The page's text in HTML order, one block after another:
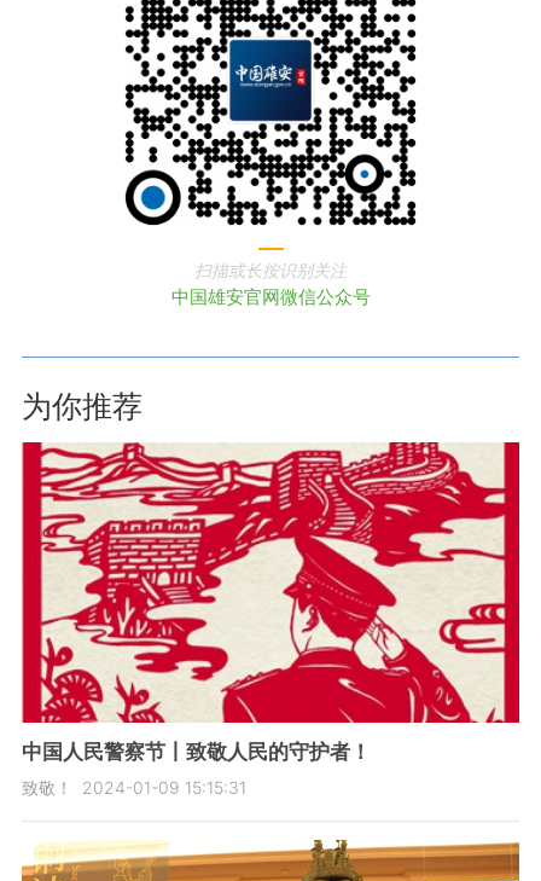
扫描或长按识别关注
中国雄安官网微信公众号
为你推荐
中国人民警察节丨致敬人民的守护者！
致敬！ 2024-01-09 15:15:31